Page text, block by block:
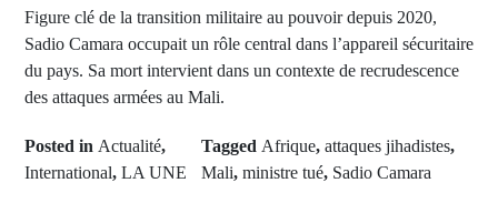
Figure clé de la transition militaire au pouvoir depuis 2020,
Sadio Camara occupait un rôle central dans l’appareil sécuritaire
du pays. Sa mort intervient dans un contexte de recrudescence
des attaques armées au Mali.
Posted in Actualité,
International, LA UNE
Tagged Afrique, attaques jihadistes,
Mali, ministre tué, Sadio Camara